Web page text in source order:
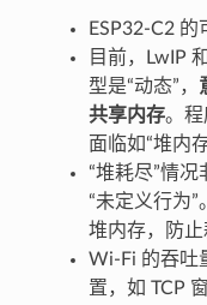
ESP32-C2 的
目前，LwIP
型是“动态”，
共享内存。程
面临如“堆内
“堆耗尽”情
“未定义行为
堆内存，防止
Wi-Fi 的吞吐
置，如 TCP